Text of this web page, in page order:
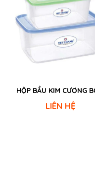
HỘP BẦU KIM CƯƠNG
LIÊN HỆ